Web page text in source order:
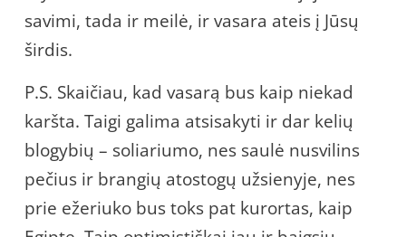
savimi, tada ir meilė, ir vasara ateis į Jūsų
širdis.
P.S. Skaičiau, kad vasarą bus kaip niekad
karšta. Taigi galima atsisakyti ir dar kelių
blogybių – soliariumo, nes saulė nusvilins
pečius ir brangių atostogų užsienyje, nes
prie ežeriuko bus toks pat kurortas, kaip